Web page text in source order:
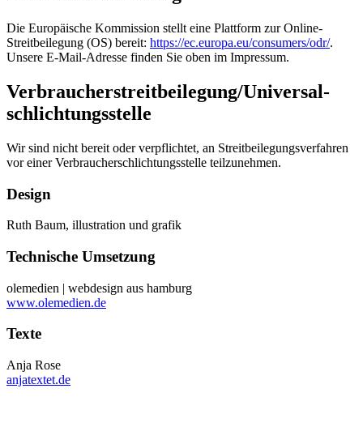
Die Europäische Kommission stellt eine Plattform zur Online-
Streitbeilegung (OS) bereit: https://ec.europa.eu/consumers/odr/.
Unsere E-Mail-Adresse finden Sie oben im Impressum.
Verbraucher­streit­beilegung/Universal­
schlichtungs­stelle
Wir sind nicht bereit oder verpflichtet, an Streitbeilegungsverfahren
vor einer Verbraucherschlichtungsstelle teilzunehmen.
Design
Ruth Baum, illustration und grafik
Technische Umsetzung
olemedien | webdesign aus hamburg
www.olemedien.de
Texte
Anja Rose
anjatextet.de